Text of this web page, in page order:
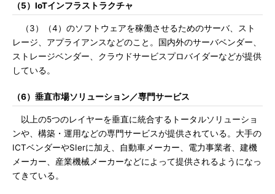
（5）IoTインフラストラクチャ
（3）（4）のソフトウェアを稼働させるためのサーバ、スト
レージ、アプライアンスなどのこと。国内外のサーバベンダー、
ストレージベンダー、クラウドサービスプロバイダーなどが提供
している。
（6）垂直市場ソリューション／専門サービス
以上の5つのレイヤーを垂直に統合するトータルソリューショ
ンや、構築・運用などの専門サービスが提供されている。大手の
ICTベンダーやSIerに加え、自動車メーカー、電力事業者、建機
メーカー、産業機械メーカーなどによって提供されるようになっ
てきている。